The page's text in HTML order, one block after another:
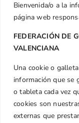
Bienvenida/o a la
página web
FEDERACIÓN DE
VALENCIANA
Una cookie o
información que se
o tableta cada vez
cookies son
externas que
Centre de
Caballero,